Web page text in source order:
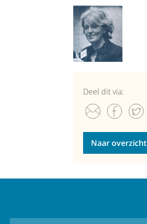
Deel dit via:
Naar overzicht